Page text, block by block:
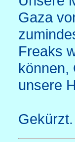
Gaza
Freaks
können,
unsere